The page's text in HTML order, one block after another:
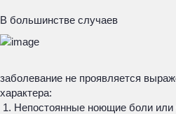
В большинстве случаев
заболевание не проявляется
характера:
Непостоянные ноющие боли или